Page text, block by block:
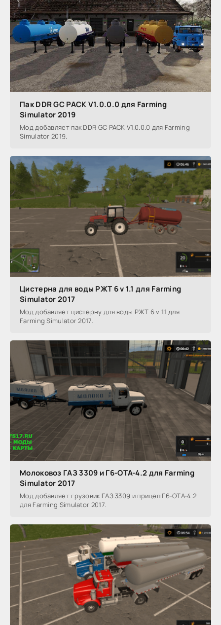
Пак DDR GC PACK V1.0.0.0 для Farming
Simulator 2019
Мод добавляет пак DDR GC PACK V1.0.0.0 для Farming
Simulator 2019.
Цистерна для воды РЖТ 6 v 1.1 для Farming
Simulator 2017
Мод добавляет цистерну для воды РЖТ 6 v 1.1 для
Farming Simulator 2017.
Молоковоз ГАЗ 3309 и Г6-ОТА-4.2 для Farming
Simulator 2017
Мод добавляет грузовик ГАЗ 3309 и прицеп Г6-ОТА-4.2
для Farming Simulator 2017.